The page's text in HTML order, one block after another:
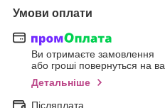
Умови оплати
Ви отримаєте замовлення
або гроші повернуться на
Детальніше
Післяплата